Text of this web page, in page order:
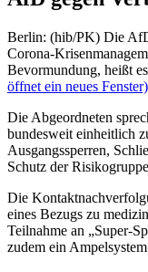
Berlin: (hib/PK) Die
Corona-
Bevormundung, heißt
öffnet ein neues Fenster)
Die Abgeordneten
bundesweit einheitlich
Ausgangssperren,
Schutz der
Die
eines Bezugs zu
Teilnahme an „Super-
zudem ein